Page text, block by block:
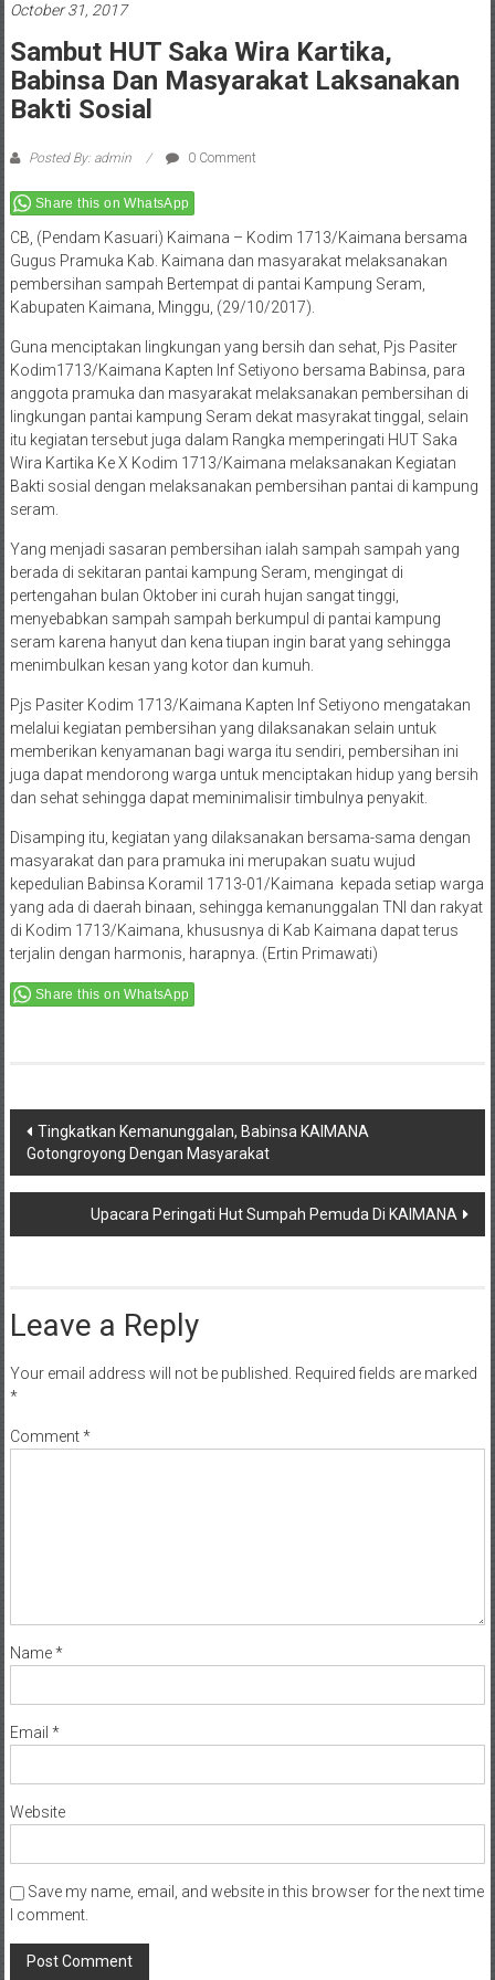
October 31, 2017
Sambut HUT Saka Wira Kartika,
Babinsa Dan Masyarakat Laksanakan
Bakti Sosial
Posted By: admin 0 Comment
Share this on WhatsApp
CB, (Pendam Kasuari) Kaimana – Kodim 1713/Kaimana bersama
Gugus Pramuka Kab. Kaimana dan masyarakat melaksanakan
pembersihan sampah Bertempat di pantai Kampung Seram,
Kabupaten Kaimana, Minggu, (29/10/2017).
Guna menciptakan lingkungan yang bersih dan sehat, Pjs Pasiter
Kodim1713/Kaimana Kapten Inf Setiyono bersama Babinsa, para
anggota pramuka dan masyarakat melaksanakan pembersihan di
lingkungan pantai kampung Seram dekat masyrakat tinggal, selain
itu kegiatan tersebut juga dalam Rangka memperingati HUT Saka
Wira Kartika Ke X Kodim 1713/Kaimana melaksanakan Kegiatan
Bakti sosial dengan melaksanakan pembersihan pantai di kampung
seram.
Yang menjadi sasaran pembersihan ialah sampah sampah yang
berada di sekitaran pantai kampung Seram, mengingat di
pertengahan bulan Oktober ini curah hujan sangat tinggi,
menyebabkan sampah sampah berkumpul di pantai kampung
seram karena hanyut dan kena tiupan ingin barat yang sehingga
menimbulkan kesan yang kotor dan kumuh.
Pjs Pasiter Kodim 1713/Kaimana Kapten Inf Setiyono mengatakan
melalui kegiatan pembersihan yang dilaksanakan selain untuk
memberikan kenyamanan bagi warga itu sendiri, pembersihan ini
juga dapat mendorong warga untuk menciptakan hidup yang bersih
dan sehat sehingga dapat meminimalisir timbulnya penyakit.
Disamping itu, kegiatan yang dilaksanakan bersama-sama dengan
masyarakat dan para pramuka ini merupakan suatu wujud
kepedulian Babinsa Koramil 1713-01/Kaimana kepada setiap warga
yang ada di daerah binaan, sehingga kemanunggalan TNI dan rakyat
di Kodim 1713/Kaimana, khususnya di Kab Kaimana dapat terus
terjalin dengan harmonis, harapnya. (Ertin Primawati)
Share this on WhatsApp
Post
navigation
Tingkatkan Kemanunggalan, Babinsa KAIMANA
Gotongroyong Dengan Masyarakat
Upacara Peringati Hut Sumpah Pemuda Di KAIMANA
Leave a Reply
Your email address will not be published. Required fields are marked
*
Comment*
Name*
Email *
Website
Save my name, email, and website in this browser for the next time
I comment.